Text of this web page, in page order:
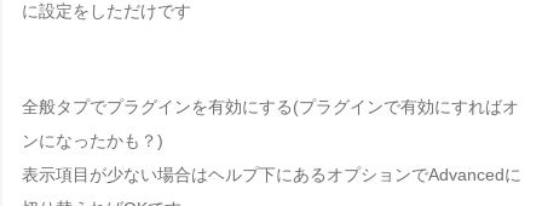
に設定をしただけです
全般タプでプラグインを有効にする(プラグインで有効にすればオ
ンになったかも？)
表示項目が少ない場合はヘルプ下にあるオプションでAdvancedに